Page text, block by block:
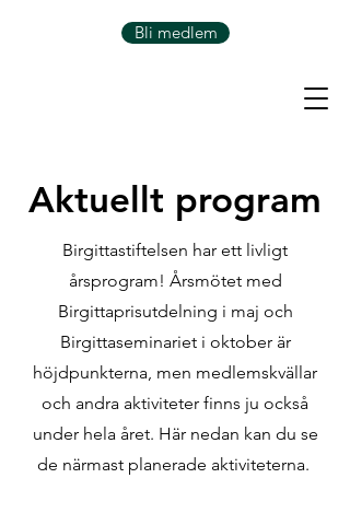
Bli medlem
Aktuellt program
Birgittastiftelsen har ett livligt
årsprogram! Årsmötet med
Birgittaprisutdelning i maj och
Birgittaseminariet i oktober är
höjdpunkterna, men medlemskvällar
och andra aktiviteter finns ju också
under hela året. Här nedan kan du se
de närmast planerade aktiviteterna.